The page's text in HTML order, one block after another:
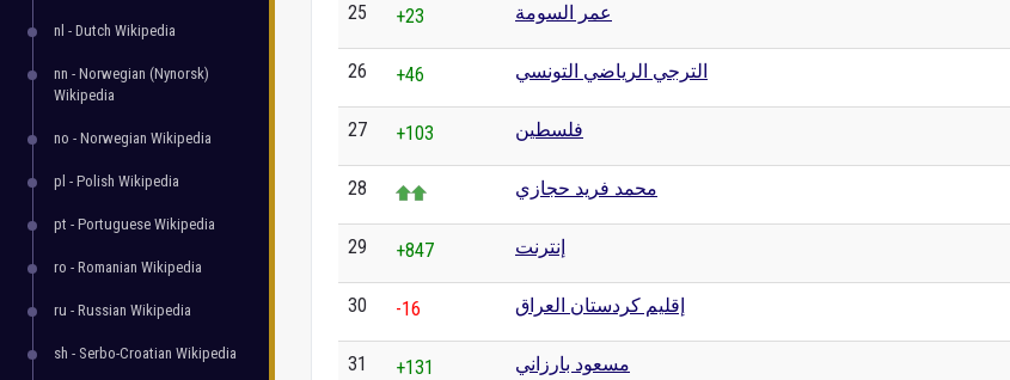
nl - Dutch Wikipedia
nn - Norwegian (Nynorsk)
Wikipedia
no - Norwegian Wikipedia
pl - Polish Wikipedia
pt - Portuguese Wikipedia
ro - Romanian Wikipedia
ru - Russian Wikipedia
sh - Serbo-Croatian Wikipedia
25 +23 عمر السومة
26 +46 الترجي الرياضي التونسي
27 +103 فلسطين
28 محمد فريد حجازي
29 +847 إنترنت
30 -16 إقليم كردستان العراق
31 +131 مسعود بارزاني